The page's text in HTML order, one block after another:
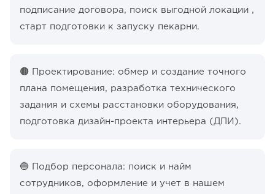
подписание договора, поиск выгодной локации ,
старт подготовки к запуску пекарни.
🟠 Проектирование: обмер и создание точного
плана помещения, разработка технического
задания и схемы расстановки оборудования,
подготовка дизайн-проекта интерьера (ДПИ).
🔵 Подбор персонала: поиск и найм
сотрудников, оформление и учет в нашем